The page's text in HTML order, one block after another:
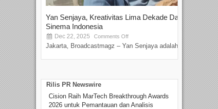
Yan Senjaya, Kreativitas Lima Dekade Dalam
Sinema Indonesia
Dec 22, 2025 Comments Off
Jakarta, Broadcastmagz – Yan Senjaya adalah...
Rilis PR Newswire
Cision Raih MarTech Breakthrough Awards
2026 untuk Pemantauan dan Analisis